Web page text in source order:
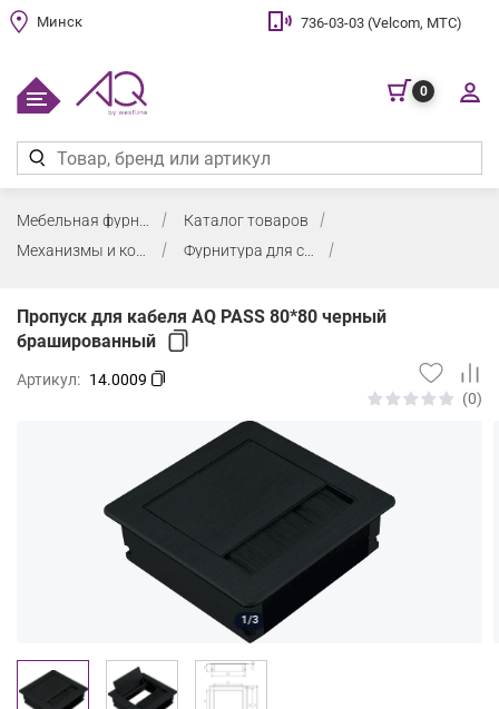
Минск 736-03-03 (Velcom, МТС)
0
Каталог товаров
Механизмы и комплектующие для столов
Фурнитура для столов
Пропуск для кабеля AQ PASS 80*80 черный
брашированный
Артикул: 14.0009
(0)
1/3